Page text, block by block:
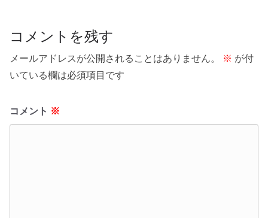
コメントを残す
メールアドレスが公開されることはありません。 ※ が付
いている欄は必須項目です
コメント ※